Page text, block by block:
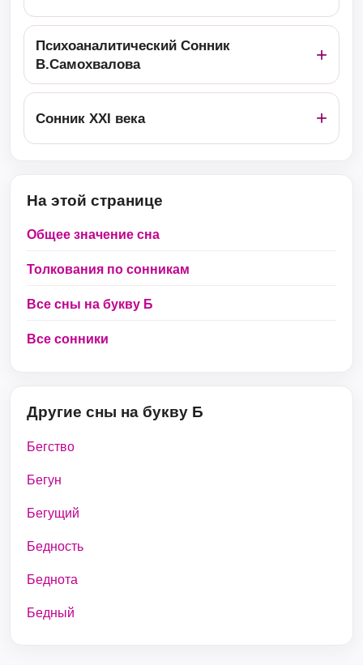
Психоаналитический Сонник
В.Самохвалова
Сонник ХХІ века
На этой странице
Общее значение сна
Толкования по сонникам
Все сны на букву Б
Все сонники
Другие сны на букву Б
Бегство
Бегун
Бегущий
Бедность
Беднота
Бедный